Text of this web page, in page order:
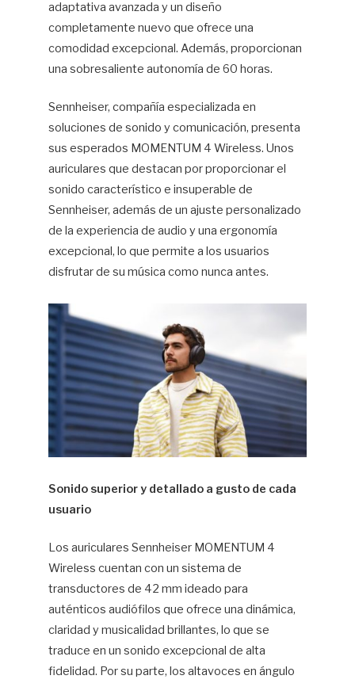
adaptativa avanzada y un diseño
completamente nuevo que ofrece una
comodidad excepcional. Además, proporcionan
una sobresaliente autonomía de 60 horas.
Sennheiser, compañía especializada en
soluciones de sonido y comunicación, presenta
sus esperados MOMENTUM 4 Wireless. Unos
auriculares que destacan por proporcionar el
sonido característico e insuperable de
Sennheiser, además de un ajuste personalizado
de la experiencia de audio y una ergonomía
excepcional, lo que permite a los usuarios
disfrutar de su música como nunca antes.
Sonido superior y detallado a gusto de cada
usuario
Los auriculares Sennheiser MOMENTUM 4
Wireless cuentan con un sistema de
transductores de 42 mm ideado para
auténticos audiófilos que ofrece una dinámica,
claridad y musicalidad brillantes, lo que se
traduce en un sonido excepcional de alta
fidelidad. Por su parte, los altavoces en ángulo